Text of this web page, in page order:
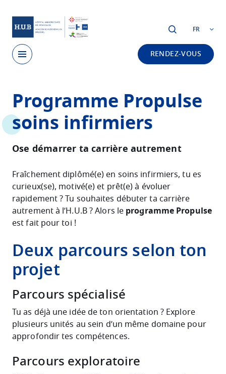
FR
RENDEZ-VOUS
main
content
Programme Propulse
soins infirmiers
Ose démarrer ta carrière autrement
Fraîchement diplômé(e) en soins infirmiers, tu es
curieux(se), motivé(e) et prêt(e) à évoluer
rapidement ? Tu souhaites débuter ta carrière
autrement à l’H.U.B ? Alors le programme Propulse
est fait pour toi !
Deux parcours selon ton
projet
Parcours spécialisé
Tu as déjà une idée de ton orientation ? Explore
plusieurs unités au sein d’un même domaine pour
approfondir tes compétences.
Parcours exploratoire